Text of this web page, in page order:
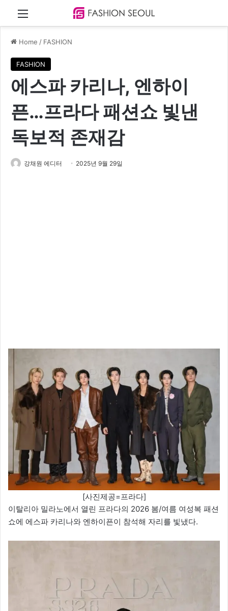
Menu
Home / FASHION
FASHION
에스파 카리나, 엔하이
픈…프라다 패션쇼 빛낸
독보적 존재감
강채원 에디터 2025년 9월 29일
[사진제공=프라다]
이탈리아 밀라노에서 열린 프라다의 2026 봄/여름 여성복 패션
쇼에 에스파 카리나와 엔하이픈이 참석해 자리를 빛냈다.